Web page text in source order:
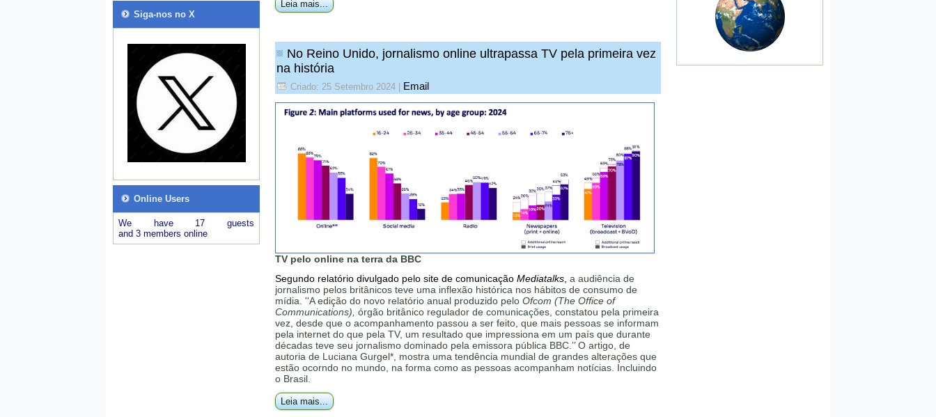
Siga-nos no X
Online Users
We have 17 guests
and 3 members online
Leia mais...
No Reino Unido, jornalismo online ultrapassa TV pela primeira vez
na história
Criado: 25 Setembro 2024 Email
TV pelo online na terra da BBC
Segundo relatório divulgado pelo site de comunicação Mediatalks a audiência de
jornalismo pelos britânicos teve uma inflexão histórica nos hábitos de consumo de
mídia. ''A edição do novo relatório anual produzido pelo Ofcom (The Office of
Communications), órgão britânico regulador de comunicações, constatou pela primeira
vez, desde que o acompanhamento passou a ser feito, que mais pessoas se informam
pela internet do que pela TV, um resultado que impressiona em um país que durante
décadas teve seu jornalismo dominado pela emissora pública BBC.’’ O artigo, de
autoria de Luciana Gurgel*, mostra uma tendência mundial de grandes alterações que
estão ocorndo no mundo, na forma como as pessoas acompanham notícias. Incluindo
o Brasil.
Leia mais...